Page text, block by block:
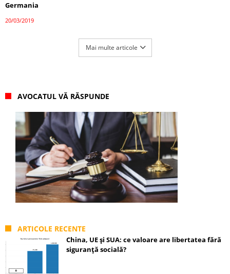
Germania
20/03/2019
Mai multe articole
AVOCATUL VĂ RĂSPUNDE
ARTICOLE RECENTE
China, UE și SUA: ce valoare are libertatea fără
siguranță socială?